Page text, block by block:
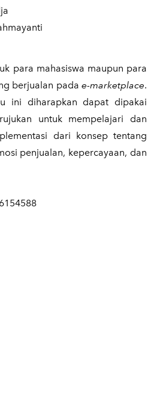
para mahasiswa maupun para
berjualan pada e-marketplace.
ini diharapkan dapat dipakai
untuk mempelajari dan
dari konsep tentang
penjualan, kepercayaan, dan